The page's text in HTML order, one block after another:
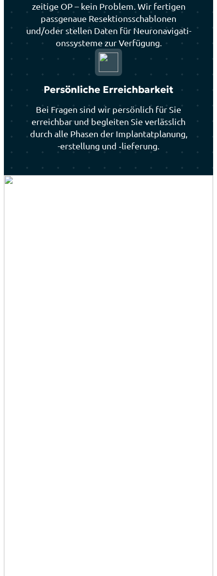
zei­ti­ge OP – kein Pro­blem. Wir fer­ti­gen
pass­ge­naue Resek­ti­ons­scha­blo­nen
und/oder stel­len Daten für Neu­ro­na­vi­ga­ti­
ons­sys­te­me zur Ver­fü­gung.
Per­sön­li­che Erreich­bar­keit
Bei Fra­gen sind wir per­sön­lich für Sie
erreich­bar und beglei­ten Sie ver­läss­lich
durch alle Pha­sen der Implan­tat­pla­nung,
-erstel­lung und ‑lie­fe­rung.